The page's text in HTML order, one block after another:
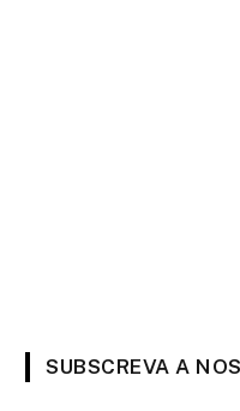
SUBSCREVA A